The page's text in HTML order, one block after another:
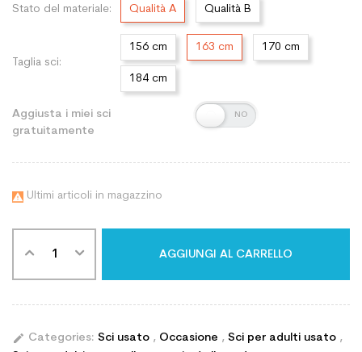
Stato del materiale: Qualità A Qualità B
Taglia sci:
156 cm 163 cm 170 cm
184 cm
Aggiusta i miei sci
gratuitamente
 Ultimi articoli in magazzino
AGGIUNGI AL CARRELLO
edit Categories: Sci usato , Occasione , Sci per adulti usato ,